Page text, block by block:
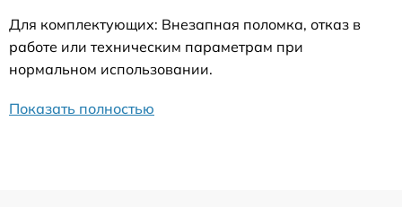
Для комплектующих: Внезапная поломка, отказ в
работе или техническим параметрам при
нормальном использовании.
Показать полностью